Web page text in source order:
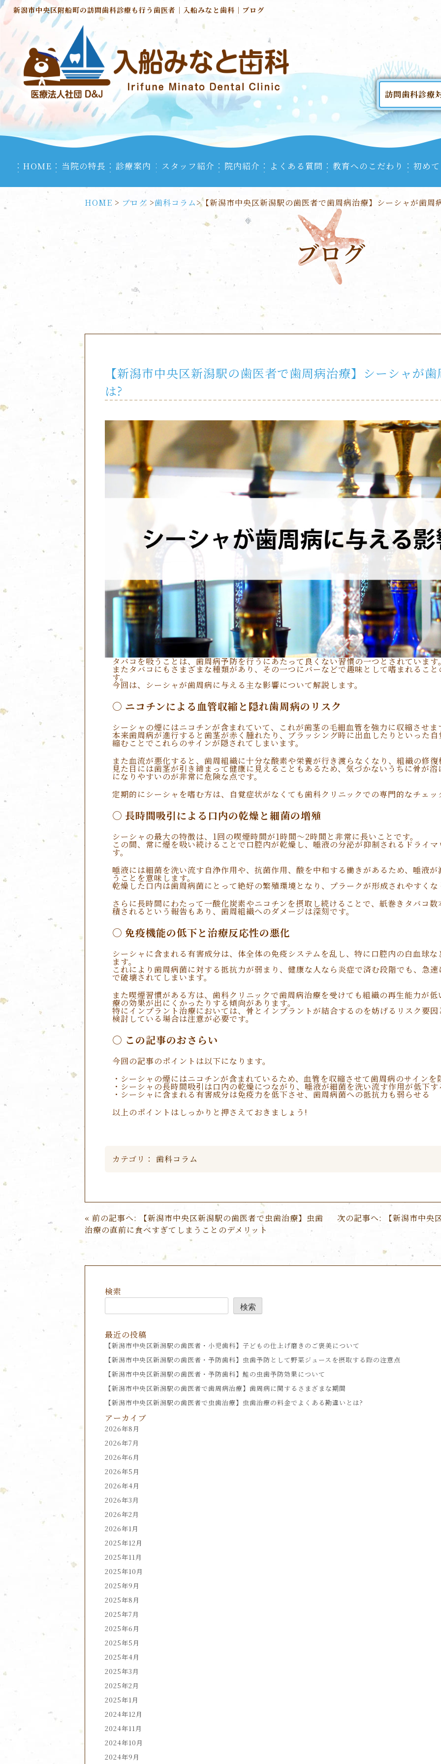
新潟市中央区附船町の訪問歯科診療も行う歯医者｜入船みなと歯科｜ブログ
訪問歯科診療
HOME 当院の特長 診療案内 スタッフ紹介 院内紹介 よくある質問 教育へのこだわり 初め
HOME > ブログ >歯科コラム>【新潟市中央区新潟駅の歯医者で歯周病治療】シーシャが歯周
ブログ
【新潟市中央区新潟駅の歯医者で歯周病治療】シーシャが
は?
タバコを吸うことは、歯周病予防を行うにあたって良くない習慣の一つとされています
またタバコにもさまざまな種類があり、その一つにバーなどで趣味として嗜まれるこ
す。
今回は、シーシャが歯周病に与える主な影響について解説します。
ニコチンによる血管収縮と隠れ歯周病のリスク
シーシャの煙にはニコチンが含まれていて、これが歯茎の毛細血管を強力に収縮させま
本来歯周病が進行すると歯茎が赤く腫れたり、ブラッシング時に出血したりといった
縮むことでこれらのサインが隠されてしまいます。
また血流が悪化すると、歯周組織に十分な酸素や栄養が行き渡らなくなり、組織の修
見た目には歯茎が引き締まって健康に見えることもあるため、気づかないうちに骨が
になりやすいのが非常に危険な点です。
定期的にシーシャを嗜む方は、自覚症状がなくても歯科クリニックでの専門的なチェ
長時間吸引による口内の乾燥と細菌の増殖
シーシャの最大の特徴は、1回の喫煙時間が1時間〜2時間と非常に長いことです。
この間、常に煙を吸い続けることで口腔内が乾燥し、唾液の分泌が抑制されるドライ
す。
唾液には細菌を洗い流す自浄作用や、抗菌作用、酸を中和する働きがあるため、唾液
うことを意味します。
乾燥した口内は歯周病菌にとって絶好の繁殖環境となり、プラークが形成されやすくな
さらに長時間にわたって一酸化炭素やニコチンを摂取し続けることで、紙巻きタバコ
積されるという報告もあり、歯周組織へのダメージは深刻です。
免疫機能の低下と治療反応性の悪化
シーシャに含まれる有害成分は、体全体の免疫システムを乱し、特に口腔内の白血球
ます。
これにより歯周病菌に対する抵抗力が弱まり、健康な人なら炎症で済む段階でも、急
で破壊されてしまいます。
また喫煙習慣がある方は、歯科クリニックで歯周病治療を受けても組織の再生能力が
療の効果が出にくかったりする傾向があります。
特にインプラント治療においては、骨とインプラントが結合するのを妨げるリスク要
検討している場合は注意が必要です。
この記事のおさらい
今回の記事のポイントは以下になります。
・シーシャの煙にはニコチンが含まれているため、血管を収縮させて歯周病のサイン
・シーシャの長時間吸引は口内の乾燥につながり、唾液が細菌を洗い流す作用が低下す
・シーシャに含まれる有害成分は免疫力を低下させ、歯周病菌への抵抗力も弱らせる
以上のポイントはしっかりと押さえておきましょう!
カテゴリ： 歯科コラム
投
稿
ナ
ゲ
前の記事へ:
【新潟市中央区新潟駅の歯医者で虫歯治療】虫歯
治療の直前に食べすぎてしまうことのデメリット
次の記事へ: 【新潟市中
検索
検索
最近の投稿
【新潟市中央区新潟駅の歯医者・小児歯科】子どもの仕上げ磨きのご褒美について
【新潟市中央区新潟駅の歯医者・予防歯科】虫歯予防として野菜ジュースを摂取する際の注意点
【新潟市中央区新潟駅の歯医者・予防歯科】鮭の虫歯予防効果について
【新潟市中央区新潟駅の歯医者で歯周病治療】歯周病に関するさまざまな期間
【新潟市中央区新潟駅の歯医者で虫歯治療】虫歯治療の料金でよくある勘違いとは?
アーカイブ
2026年8月
2026年7月
2026年6月
2026年5月
2026年4月
2026年3月
2026年2月
2026年1月
2025年12月
2025年11月
2025年10月
2025年9月
2025年8月
2025年7月
2025年6月
2025年5月
2025年4月
2025年3月
2025年2月
2025年1月
2024年12月
2024年11月
2024年10月
2024年9月